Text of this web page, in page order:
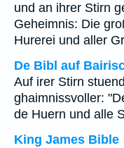
und an ihrer Stirn
Geheimnis: Die
Hurerei und aller
De Bibl auf
Auf irer Stirn
ghaimnissvoller:
de Huern und alle
King James Bible